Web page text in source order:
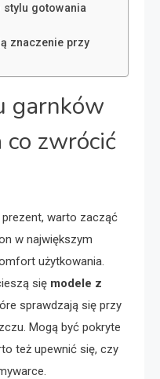
gotowania
znaczenie przy
garnków
co zwrócić
warto zacząć
w największym
użytkowania.
się modele z
sprawdzają się przy
Mogą być pokryte
też upewnić się, czy